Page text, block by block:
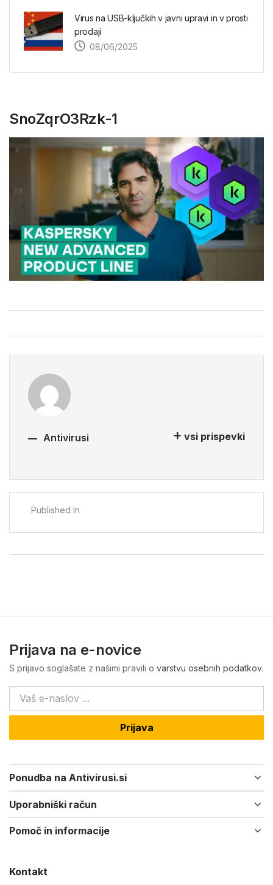
Virus na USB-ključkih v javni upravi in v prosti
prodaji
08/06/2025
SnoZqrO3Rzk-1
Antivirusi vsi prispevki
Published In
Prijava na e-novice
S prijavo soglašate z našimi pravili o varstvu osebnih podatkov.
Prijava
Ponudba na Antivirusi.si
Uporabniški račun
Pomoč in informacije
Kontakt